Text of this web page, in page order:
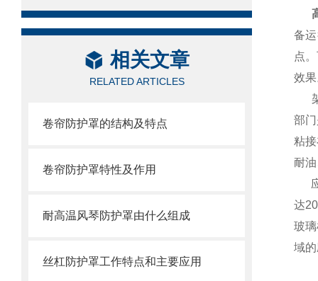
相关文章
RELATED ARTICLES
卷帘防护罩的结构及特点
卷帘防护罩特性及作用
耐高温风琴防护罩由什么组成
丝杠防护罩工作特点和主要应用
高
备
点
效
部
粘
耐
达
玻
域